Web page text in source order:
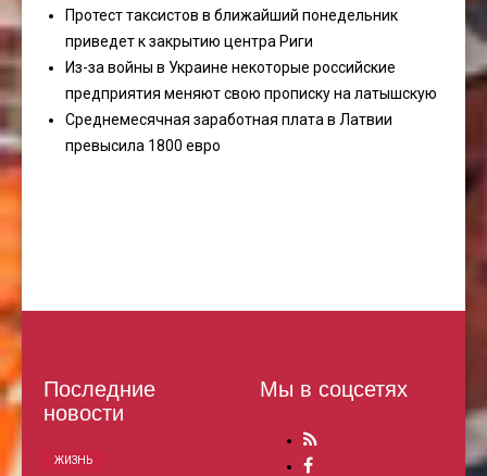
Протест таксистов в ближайший понедельник
приведет к закрытию центра Риги
Из-за войны в Украине некоторые российские
предприятия меняют свою прописку на латышскую
Среднемесячная заработная плата в Латвии
превысила 1800 евро
Последние
новости
ЖИЗНЬ
Мы в соцсетях